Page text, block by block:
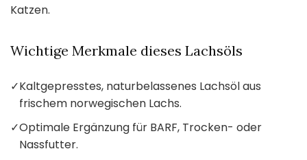
Katzen.
Wichtige Merkmale dieses Lachsöls
✓Kaltgepresstes, naturbelassenes Lachsöl aus
frischem norwegischen Lachs.
✓Optimale Ergänzung für BARF, Trocken- oder
Nassfutter.